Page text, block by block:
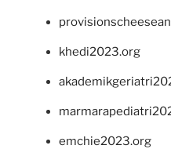
khedi2023.org
emchie2023.org